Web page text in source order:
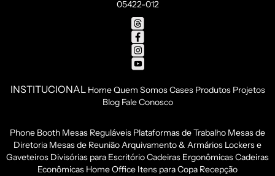
05422-012
INSTITUCIONAL HomeQuem SomosCases Produtos Projetos
Blog Fale Conosco
Phone Booth Mesas Reguláveis Plataformas de Trabalho Mesas de
Diretoria Mesas de ReuniãoArquivamento & Armários Lockers e
Gaveteiros Divisórias para EscritórioCadeiras ErgonômicasCadeiras
Econômicas Home Office Itens para Copa Recepção